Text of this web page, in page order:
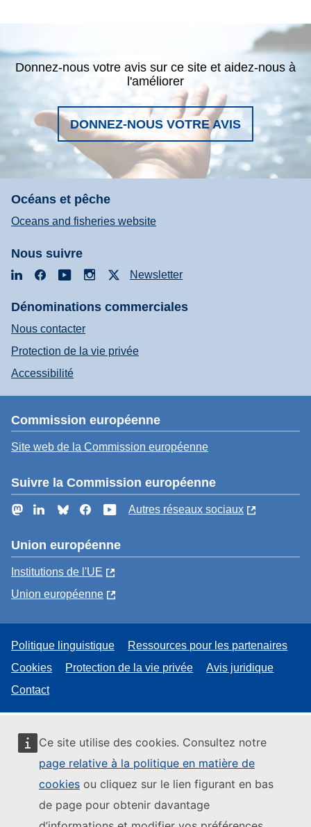
Ce site utilise des cookies. Consultez notre
page relative à la politique en matière de
cookies ou cliquez sur le lien figurant en bas
de page pour obtenir davantage
Donnez-nous votre avis sur ce site et aidez-nous à
l'améliorer
DONNEZ-NOUS VOTRE AVIS
Océans et pêche
Oceans and fisheries website
Nous suivre
LinkedInFacebookYouTubeInstagramNewsletter
Dénominations commerciales
Nous contacter
Protection de la vie privée
Accessibilité
Commission européenne
Site web de la Commission européenne
Suivre la Commission européenne
MastodonLinkedInBlueskyFacebookYouTube
Autres réseaux sociaux
Union européenne
Institutions de l'UE
Union européenne
Politique linguistique
Ressources pour les partenaires
Cookies
Protection de la vie privée
Avis juridique
Contact